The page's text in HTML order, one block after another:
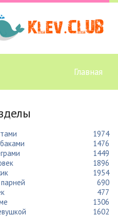
Главная
1974
1476
1449
1896
1954
690
477
1306
1602